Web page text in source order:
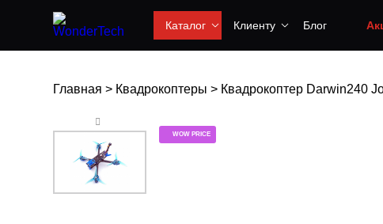
Каталог Клиенту Блог
Главная > Квадрокоптеры > Квадрокоптер Darwin240
WOW PRICE